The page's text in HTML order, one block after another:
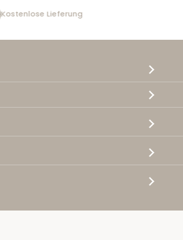
Kostenlose Lieferung